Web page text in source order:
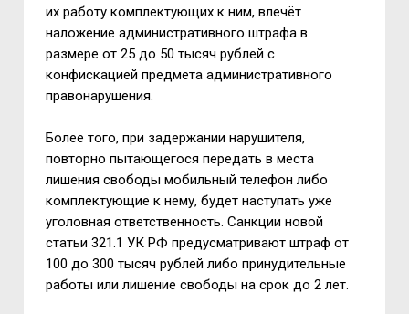
их работу комплектующих к ним, влечёт
наложение административного штрафа в
размере от 25 до 50 тысяч рублей с
конфискацией предмета административного
правонарушения.
Более того, при задержании нарушителя,
повторно пытающегося передать в места
лишения свободы мобильный телефон либо
комплектующие к нему, будет наступать уже
уголовная ответственность. Санкции новой
статьи 321.1 УК РФ предусматривают штраф от
100 до 300 тысяч рублей либо принудительные
работы или лишение свободы на срок до 2 лет.